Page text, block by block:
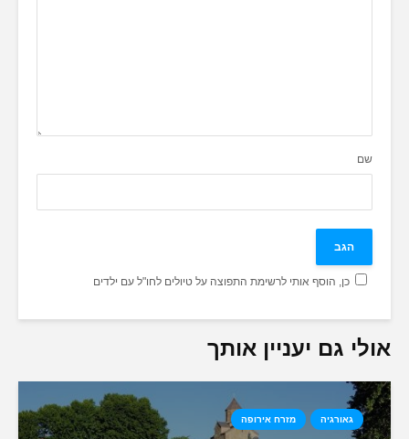
שם
כן, הוסף אותי לרשימת התפוצה על טיולים לחו"ל עם ילדים
אולי גם יעניין אותך
גאורגיה מזרח אירופה